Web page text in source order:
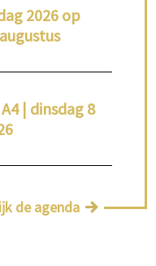
2026 op
| dinsdag 8
de agenda